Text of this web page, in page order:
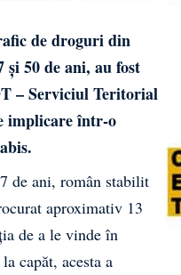
de droguri din
50 de ani, au fost
– Serviciul Teritorial
implicare într-o
de ani, român stabilit
aproximativ 13
de a le vinde în
capăt, acesta a